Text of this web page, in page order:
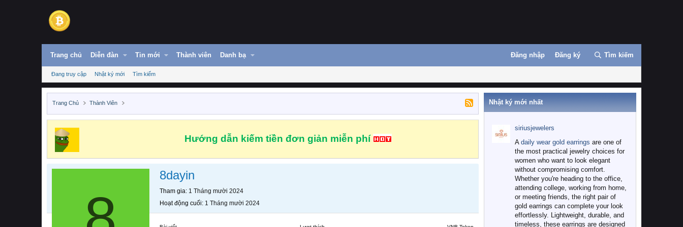
Trang chủ Diễn đàn Tin mới Thành viên Danh bạ Đăng nhập Đăng ký Tìm kiếm
Đang truy cập Nhật ký mới Tìm kiếm
Trang Chủ Thành Viên
Hướng dẫn kiếm tiền đơn giản miễn phí
8dayin
Tham gia 1 Tháng mười 2024
Hoạt động cuối 1 Tháng mười 2024
Nhật ký mới nhất
siriusjewelers
A daily wear gold earrings are one of
the most practical jewelry choices for
women who want to look elegant
without compromising comfort.
Whether you're heading to the office,
attending college, working from home,
or meeting friends, the right pair of
gold earrings can complete your look
effortlessly. Lightweight, durable, and
timeless, these earrings are designed